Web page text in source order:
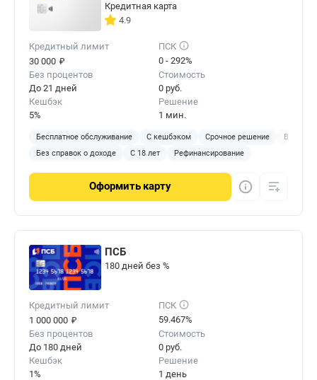
Кредитная карта
4.9
Кредитный лимит
30 000 ₽
ПСК
0 - 292%
Без процентов
До 21 дней
Стоимость
0 руб.
Кешбэк
5%
Решение
1 мин.
Бесплатное обслуживание С кешбэком Срочное решение
Без справок о доходе
С 18 лет Рефинансирование
Оформить карту
ПСБ
180 дней без %
Кредитный лимит
1 000 000 ₽
ПСК
59.467%
Без процентов
До 180 дней
Стоимость
0 руб.
Кешбэк
1%
Решение
1 день